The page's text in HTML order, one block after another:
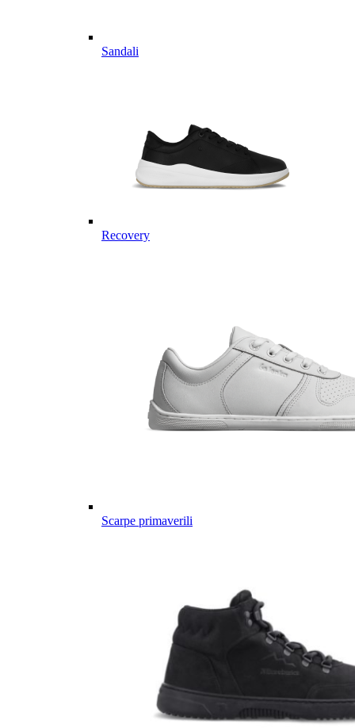
Sandali
Recovery
Scarpe primaverili